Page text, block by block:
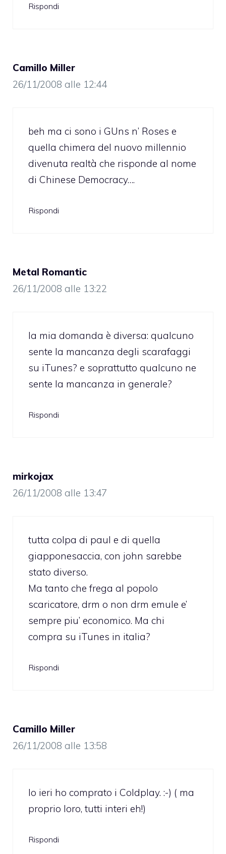
Rispondi
Camillo Miller
26/11/2008 alle 12:44
beh ma ci sono i GUns n’ Roses e
quella chimera del nuovo millennio
divenuta realtà che risponde al nome
di Chinese Democracy….
Rispondi
Metal Romantic
26/11/2008 alle 13:22
la mia domanda è diversa: qualcuno
sente la mancanza degli scarafaggi
su iTunes? e soprattutto qualcuno ne
sente la mancanza in generale?
Rispondi
mirkojax
26/11/2008 alle 13:47
tutta colpa di paul e di quella
giapponesaccia, con john sarebbe
stato diverso.
Ma tanto che frega al popolo
scaricatore, drm o non drm emule e’
sempre piu’ economico. Ma chi
compra su iTunes in italia?
Rispondi
Camillo Miller
26/11/2008 alle 13:58
Io ieri ho comprato i Coldplay. :-) ( ma
proprio loro, tutti interi eh!)
Rispondi